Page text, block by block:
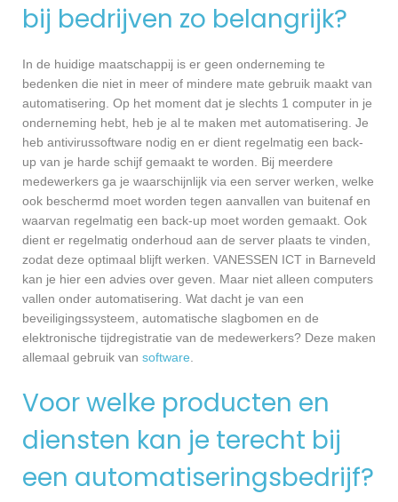
bij bedrijven zo belangrijk?
In de huidige maatschappij is er geen onderneming te
bedenken die niet in meer of mindere mate gebruik maakt van
automatisering. Op het moment dat je slechts 1 computer in je
onderneming hebt, heb je al te maken met automatisering. Je
heb antivirussoftware nodig en er dient regelmatig een back-
up van je harde schijf gemaakt te worden. Bij meerdere
medewerkers ga je waarschijnlijk via een server werken, welke
ook beschermd moet worden tegen aanvallen van buitenaf en
waarvan regelmatig een back-up moet worden gemaakt. Ook
dient er regelmatig onderhoud aan de server plaats te vinden,
zodat deze optimaal blijft werken. VANESSEN ICT in Barneveld
kan je hier een advies over geven. Maar niet alleen computers
vallen onder automatisering. Wat dacht je van een
beveiligingssysteem, automatische slagbomen en de
elektronische tijdregistratie van de medewerkers? Deze maken
allemaal gebruik van software
Voor welke producten en
diensten kan je terecht bij
een automatiseringsbedrijf?